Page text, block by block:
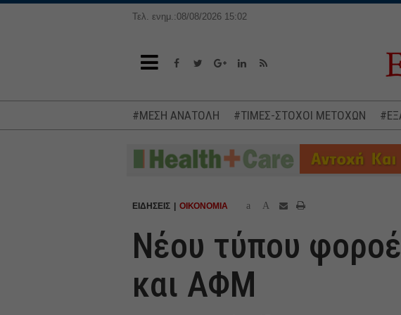
Τελ. ενημ.:08/08/2026 15:02
#ΜΕΣΗ ΑΝΑΤΟΛΗ #ΤΙΜΕΣ-ΣΤΟΧΟΙ ΜΕΤΟΧΩΝ
ΕΙΔΗΣΕΙΣ ΟΙΚΟΝΟΜΙΑ a A
Νέου τύπου
και ΑΦΜ